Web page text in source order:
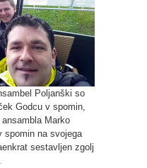
Poljanški so
Godcu v spomin,
Marko
spomin na svojega
sestavljen zgolj